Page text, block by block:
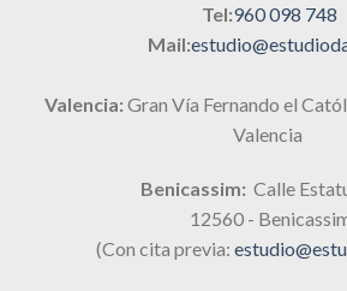
Tel:960 098 748
Mail:
Valencia: Gran Vía Fernando el
Valencia
Benicassim: Calle
12560 -
(Con cita previa: